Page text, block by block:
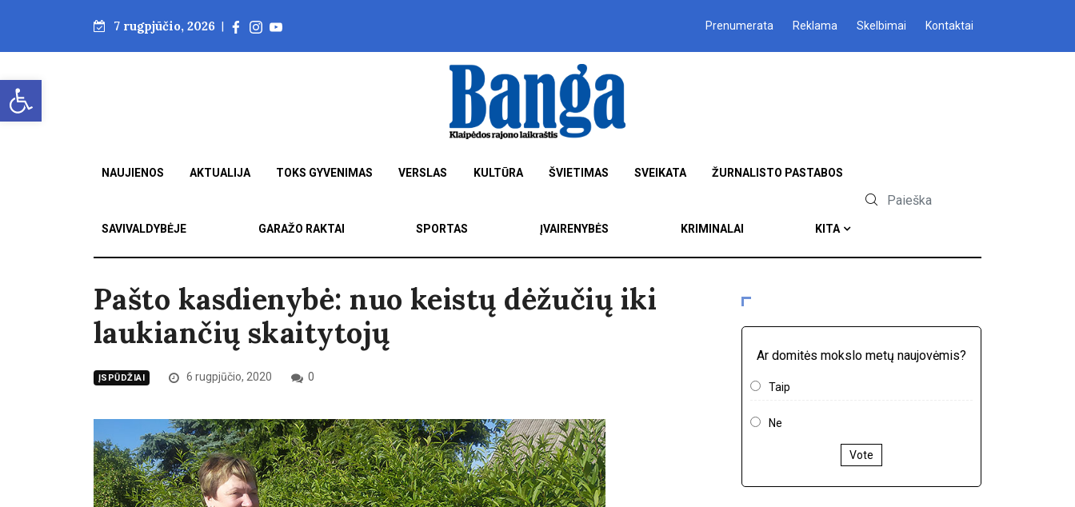
Open toolbar
7 rugpjūčio, 2026 | Prenumerata Reklama Skelbimai Kontaktai
NAUJIENOS AKTUALIJA TOKS GYVENIMAS VERSLAS KULTŪRA ŠVIETIMAS SVEIKATA ŽURNALISTO PASTABOS
SAVIVALDYBĖJE GARAŽO RAKTAI SPORTAS ĮVAIRENYBĖS KRIMINALAI KITA
Pašto kasdienybė: nuo keistų dėžučių iki
laukiančių skaitytojų
ĮSPŪDŽIAI 6 rugpjūčio, 2020 0
Ar domitės mokslo metų naujovėmis?
Taip
Ne
Vote